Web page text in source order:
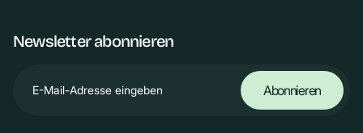
Newsletter abonnieren